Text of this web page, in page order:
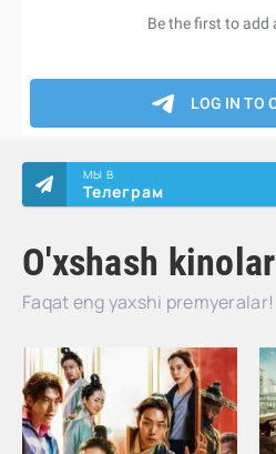
O'xshash kinolar
Faqat eng yaxshi premyeralar!
МЫ В
Телеграм